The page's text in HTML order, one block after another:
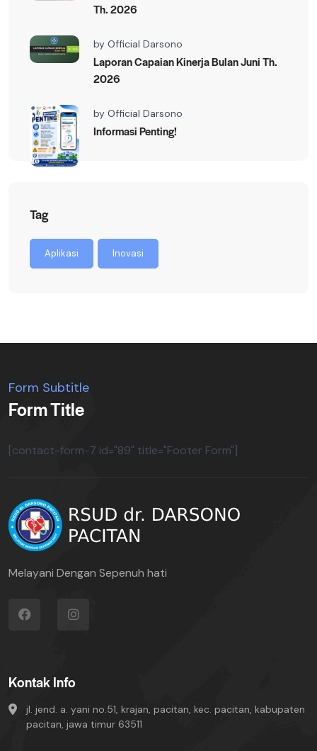
Th. 2026
by Official Darsono
Laporan Capaian Kinerja Bulan Juni Th.
2026
by Official Darsono
Informasi Penting!
Tag
Aplikasi Inovasi
Form Subtitle
Form Title
[contact-form-7 id="89" title="Footer Form"]
Melayani Dengan Sepenuh hati
Kontak Info
jl. jend. a. yani no.51, krajan, pacitan, kec. pacitan, kabupaten
pacitan, jawa timur 63511